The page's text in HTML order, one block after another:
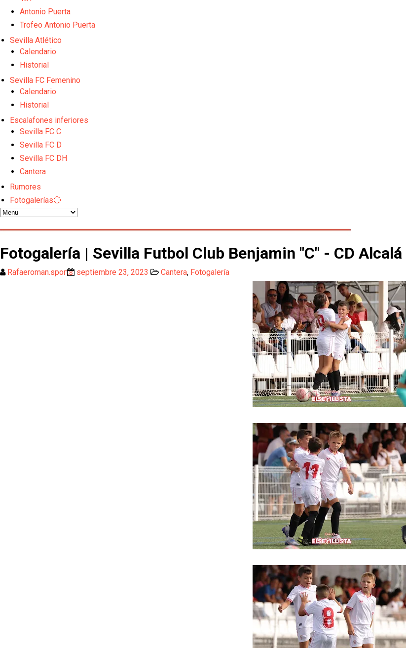
Kochorashvili, seria opción para reforzar el centro del campo sevillista
Sow muy cerca de cerrar su traspaso al Genoa
Banquillos confirmados: así queda la cantera del Sevilla Femenino para la 2026/27
Antonio Puerta
Trofeo Antonio Puerta
Sevilla Atlético
Calendario
Historial
Sevilla FC Femenino
Calendario
Historial
Escalafones inferiores
Sevilla FC C
Sevilla FC D
Sevilla FC DH
Cantera
Rumores
Fotogalerías🔴
Fotogalería | Sevilla Futbol Club Benjamin "C" - CD
Rafaeroman.sports septiembre 23, 2023 Cantera, Fotogalería